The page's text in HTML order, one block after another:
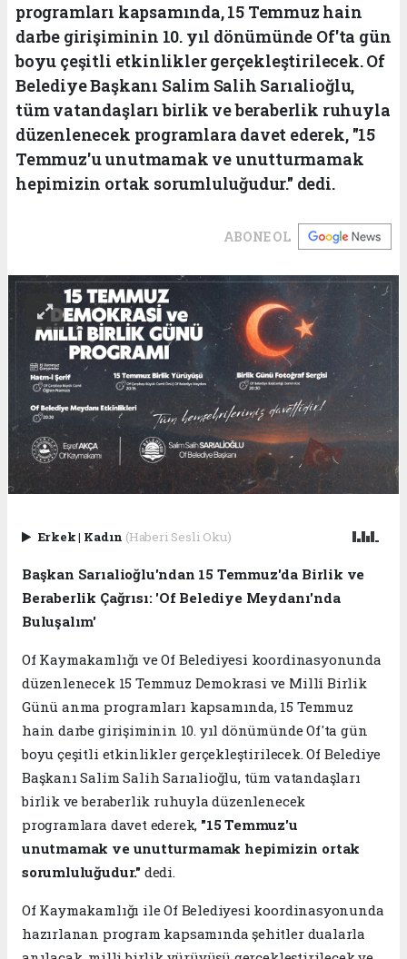
programları kapsamında, 15 Temmuz hain
darbe girişiminin 10. yıl dönümünde Of'ta gün
boyu çeşitli etkinlikler gerçekleştirilecek. Of
Belediye Başkanı Salim Salih Sarıalioğlu,
tüm vatandaşları birlik ve beraberlik ruhuyla
düzenlenecek programlara davet ederek, "15
Temmuz'u unutmamak ve unutturmamak
hepimizin ortak sorumluluğudur." dedi.
ABONE OL
Erkek| Kadın (Haberi Sesli Oku)
Başkan Sarıalioğlu'ndan 15 Temmuz'da Birlik ve
Beraberlik Çağrısı: 'Of Belediye Meydanı'nda
Buluşalım'
Of Kaymakamlığı ve Of Belediyesi koordinasyonunda
düzenlenecek 15 Temmuz Demokrasi ve Millî Birlik
Günü anma programları kapsamında, 15 Temmuz
hain darbe girişiminin 10. yıl dönümünde Of'ta gün
boyu çeşitli etkinlikler gerçekleştirilecek. Of Belediye
Başkanı Salim Salih Sarıalioğlu, tüm vatandaşları
birlik ve beraberlik ruhuyla düzenlenecek
programlara davet ederek, "15 Temmuz'u
unutmamak ve unutturmamak hepimizin ortak
sorumluluğudur." dedi.
Of Kaymakamlığı ile Of Belediyesi koordinasyonunda
hazırlanan program kapsamında şehitler dualarla